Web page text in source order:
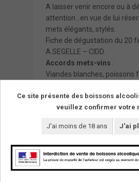
A laisser venir encore ou à
attention…en vue de lui
mets élégants, stylés.
Fiche de dégustation du 20
A.SEGELLE – CIDD.
Accords mets-vins :
Viandes blanches, poissons
début d’hiver.
Ce site présente des boissons
veuillez confirmer votre
J'ai moins de 18 ans J'ai